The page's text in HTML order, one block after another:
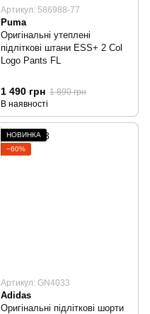
Артикул: 586988-77
Puma
Оригінальні утеплені
підліткові штани ESS+ 2 Col
Logo Pants FL
1 490 грн 1 890 грн
В наявності
НОВИНКА
−60%
Артикул: GN4033
Adidas
Оригінальні підліткові шорти